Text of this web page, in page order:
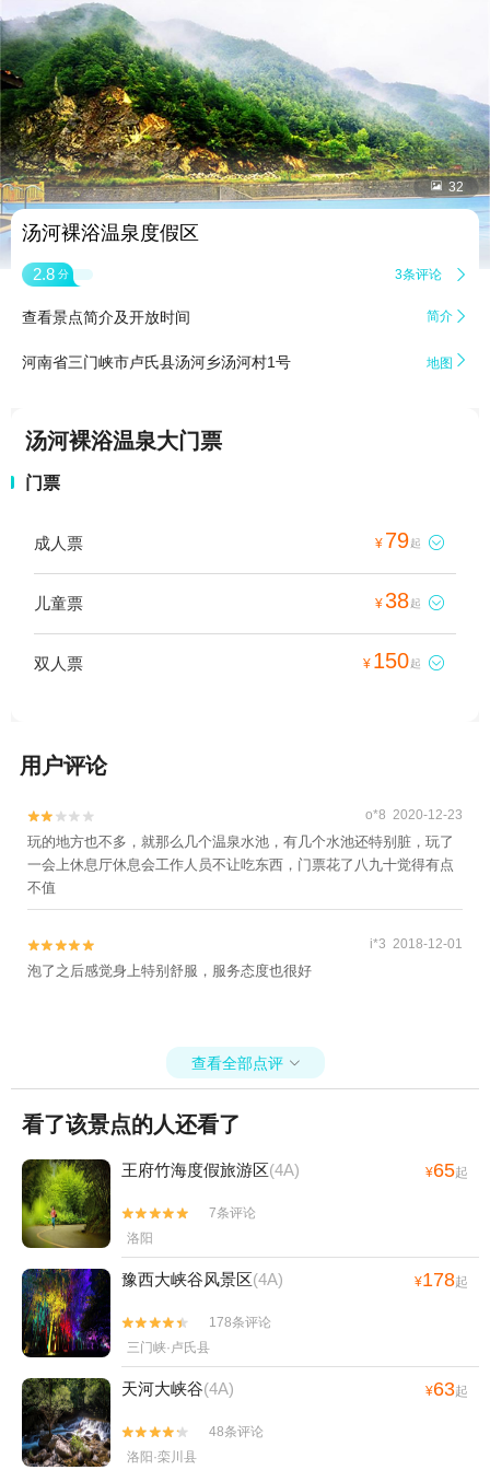
 32
汤河裸浴温泉度假区
2.8 分 3条评论 
查看景点简介及开放时间 简介 
河南省三门峡市卢氏县汤河乡汤河村1号 地图 
汤河裸浴温泉大门票
门票
成人票 ¥ 79起 
儿童票 ¥38起 
双人票 ¥ 150起 
用户评论

 o*8 2020-12-23
玩的地方也不多，就那么几个温泉水池，有几个水池还特别脏，玩了
一会上休息厅休息会工作人员不让吃东西，门票花了八九十觉得有点
不值

 i*3 2018-12-01
泡了之后感觉身上特别舒服，服务态度也很好
查看全部点评 
看了该景点的人还看了
王府竹海度假旅游区(4A) ¥65起


7条评论
洛阳
豫西大峡谷风景区(4A) ¥178起


178条评论
三门峡·卢氏县
天河大峡谷(4A) ¥63起


48条评论
洛阳·栾川县
